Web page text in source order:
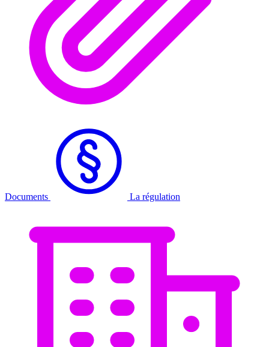
Documents La régulation